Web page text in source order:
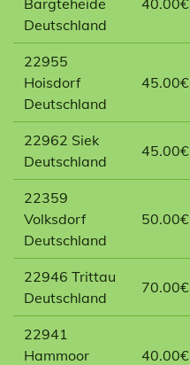
Deutschland
22955
Hoisdorf
Deutschland
45.00€
22962 Siek
Deutschland
45.00€
22359
Volksdorf
Deutschland
50.00€
22946 Trittau
Deutschland
70.00€
22941
Hammoor
40.00€